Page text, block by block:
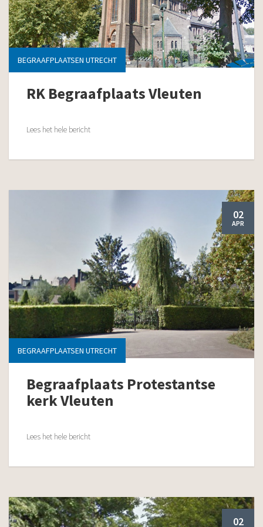
BEGRAAFPLAATSEN UTRECHT
RK Begraafplaats Vleuten
Lees het hele bericht
02
APR
BEGRAAFPLAATSEN UTRECHT
Begraafplaats Protestantse
kerk Vleuten
Lees het hele bericht
02